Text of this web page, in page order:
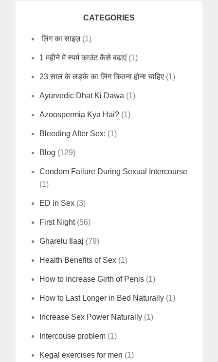
CATEGORIES
लिंग का साइज़(1)
1 महीने में स्पर्म काउंट कैसे बढ़ाएं (1)
23 साल के लड़के का लिंग कितना होना चाहिए (1)
Ayurvedic Dhat Ki Dawa (1)
Azoospermia Kya Hai? (1)
Bleeding After Sex: (1)
Blog (129)
Condom Failure During Sexual Intercourse
(1)
ED in Sex (3)
First Night(56)
Gharelu Ilaaj (79)
Health Benefits of Sex (1)
How to Increase Girth of Penis (1)
How to Last Longer in Bed Naturally (1)
Increase Sex Power Naturally (1)
Intercouse problem (1)
Kegal exercises for men (1)